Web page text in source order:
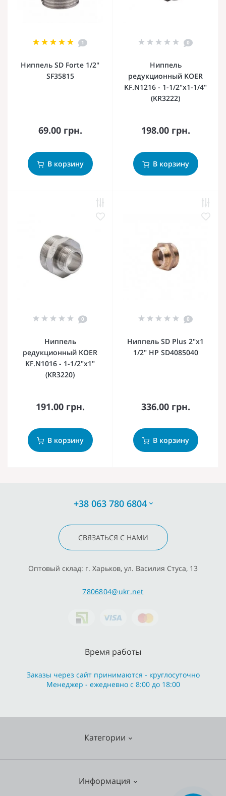
1
Ниппель SD Forte 1/2"
SF35815
69.00 грн.
В корзину
0
Ниппель
редукционный KOER
KF.N1216 - 1-1/2"x1-1/4"
(KR3222)
198.00 грн.
В корзину
0
Ниппель
редукционный KOER
KF.N1016 - 1-1/2"x1"
(KR3220)
191.00 грн.
В корзину
0
Ниппель SD Plus 2"х1
1/2" НР SD4085040
336.00 грн.
В корзину
+38 063 780 6804
СВЯЗАТЬСЯ С НАМИ
Оптовый склад: г. Харьков, ул. Василия Стуса, 13
7806804@ukr.net
Категории
Информация
Время работы
Заказы через сайт принимаются - круглосуточно
Менеджер - ежедневно с 8:00 до 18:00